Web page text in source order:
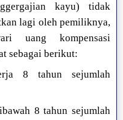
kayu) tidak
lagi oleh pemiliknya,
uang kompensasi
sebagai berikut:
8 tahun sejumlah
8 tahun sejumlah